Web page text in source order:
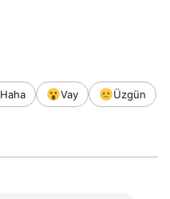
Haha Vay
Üzgün